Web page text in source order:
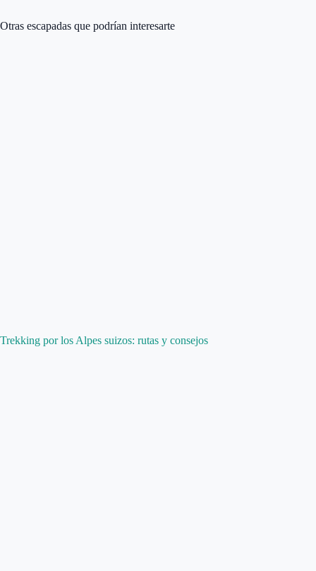
Otras escapadas que podrían interesarte
Trekking por los Alpes suizos: rutas y consejos